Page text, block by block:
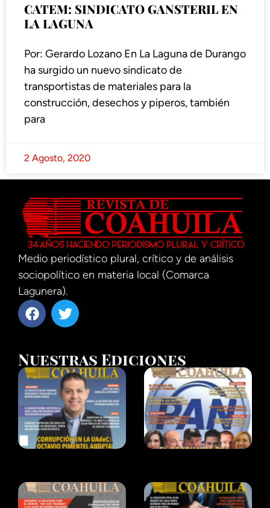
CATEM: SINDICATO GANSTERIL EN
LA LAGUNA
Por: Gerardo Lozano En La Laguna de Durango
ha surgido un nuevo sindicato de
transportistas de materiales para la
construcción, desechos y piperos, también
para
2 Agosto, 2020
Medio periodístico plural, crítico y de análisis
sociopolítico en materia local (Comarca
Lagunera).
Nuestras Ediciones